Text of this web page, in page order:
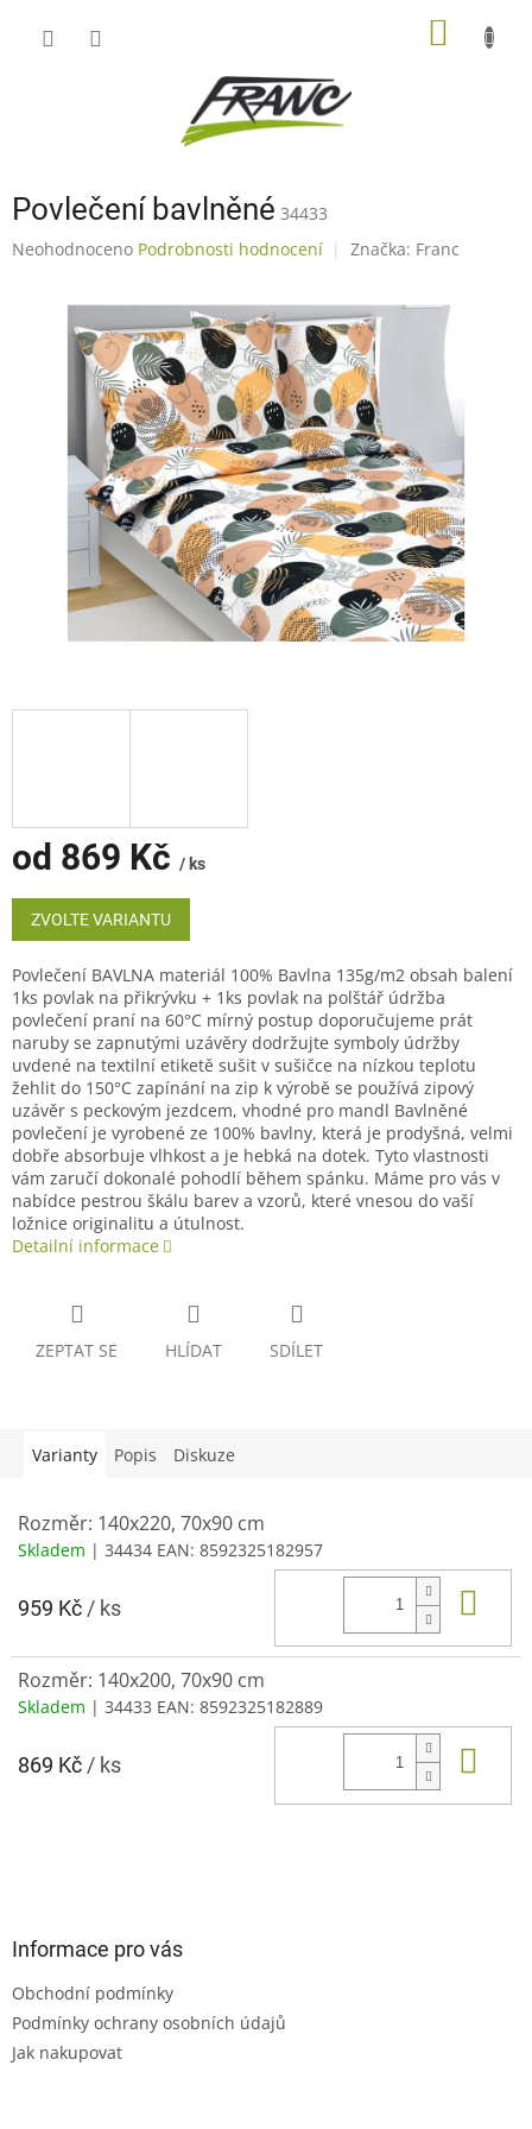
Povlečení bavlněné 34433
Průměrné
Neohodnoceno Podrobnosti hodnocení Značka: Franc
od 869 Kč / ks
Měrná
cena:
ZVOLTE VARIANTU
Povlečení BAVLNA materiál 100% Bavlna 135g/m2 obsah balení
1ks povlak na přikrývku + 1ks povlak na polštář údržba
povlečení praní na 60°C mírný postup doporučujeme prát
naruby se zapnutými uzávěry dodržujte symboly údržby
uvdené na textilní etiketě sušit v sušičce na nízkou teplotu
žehlit do 150°C zapínání na zip k výrobě se používá zipový
uzávěr s peckovým jezdcem, vhodné pro mandl Bavlněné
povlečení je vyrobené ze 100% bavlny, která je prodyšná, velmi
dobře absorbuje vlhkost a je hebká na dotek. Tyto vlastnosti
vám zaručí dokonalé pohodlí během spánku. Máme pro vás v
nabídce pestrou škálu barev a vzorů, které vnesou do vaší
ložnice originalitu a útulnost.
Detailní informace
ZEPTAT SE HLÍDAT SDÍLET
Varianty Popis Diskuze
Rozměr: 140x220, 70x90 cm
Skladem | 34434 EAN: 8592325182957
959 Kč / ks
Rozměr: 140x200, 70x90 cm
Skladem | 34433 EAN: 8592325182889
869 Kč / ks
Informace pro vás
Obchodní podmínky
Podmínky ochrany osobních údajů
Jak nakupovat